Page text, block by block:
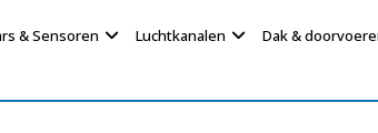
& Sensoren Luchtkanalen Dak &